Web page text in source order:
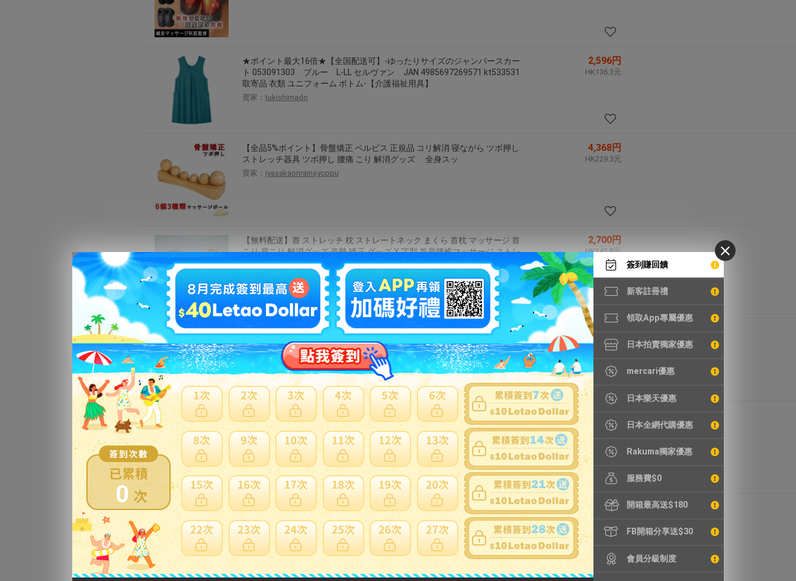
0
簽到賺回饋
新客註冊禮
領取App專屬優惠
日本拍賣獨家優惠
mercari優惠
日本樂天優惠
日本全網代購優惠
Rakuma獨家優惠
服務費$0
開箱最高送$180
FB開箱分享送$30
會員分級制度
★ポイント最大16倍★【全国配送可】-ゆったりサイズのジャンパースカー
ト 053091303 ブルー L-LL セルヴァン JAN 4985697269571 kt533531
取寄品 衣類 ユニフォーム ボトム-【介護福祉用具】
賣家：tukishimado
2,596円
HK136.3元
【全品5%ポイント】骨盤矯正 ペルビス 正規品 コリ解消 寝ながら ツボ押し
ストレッチ器具 ツボ押し 腰痛 こり 解消グッズ 全身スッ
賣家： iyasakaonrainsyoppu
4,368円
HK229.3元
【無料配送】首 ストレッチ 枕 ストレートネック まくら 首枕 マッサージ 首
こり 肩こり 解消グッズ 姿勢 矯正 グッズ Y 字型 首肩腰椎マッサージ ストレ
ス解消と姿勢改善 首と肩の痛み 緩和 頸部筋弛緩 首こり 肩こり解消グッズ
寝てスッキリ 男女兼用 (オレンジ)
賣家：hakkakukagome
2,700円
HK141.8元
【お取り寄せ】IM 個人情報保護ラベルS 90×70mm 10枚 APIP-S-M
賣家：bungubin
1,233円
HK64.7元
フィットネス器具 ストレッチボード 室内 軽量 調節可能 緑 紫 ピンク
賣家：superyou HK188.4元
【お取り寄せ】ULVAC DTC-60用メンテナンスキット DTC-60
MAINTENANCEKIT
賣家： bungubin
40,621円
HK2,132.6元